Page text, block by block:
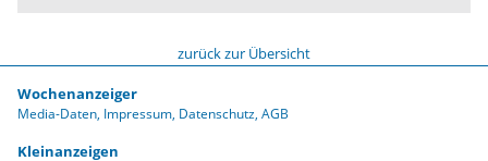
zurück zur Übersicht
Wochenanzeiger
Media-Daten Impressum Datenschutz AGB
Kleinanzeigen